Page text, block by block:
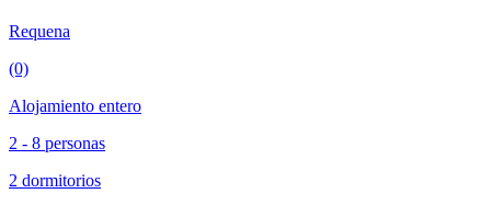
Requena
(0)
Alojamiento entero
2 - 8 personas
2 dormitorios